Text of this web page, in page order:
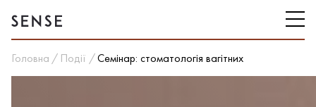
Головна Події Семінар: стоматологія вагітних